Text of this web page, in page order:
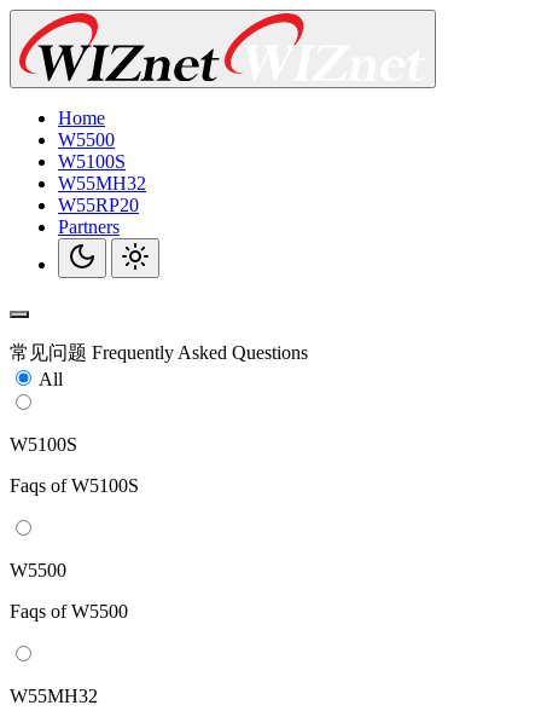
Home
W5500
W5100S
W55MH32
W55RP20
Partners
常见问题 Frequently Asked Questions
All
W5100S
Faqs of W5100S
W5500
Faqs of W5500
W55MH32